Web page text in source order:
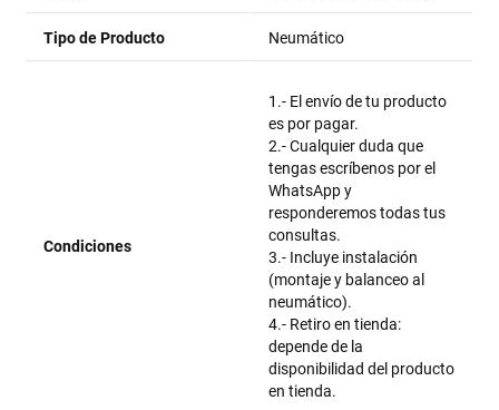
Tipo de Producto Neumático
Condiciones
1.- El envío de tu producto
es por pagar.
2.- Cualquier duda que
tengas escríbenos por el
WhatsApp y
responderemos todas tus
consultas.
3.- Incluye instalación
(montaje y balanceo al
neumático).
4.- Retiro en tienda:
depende de la
disponibilidad del producto
en tienda.